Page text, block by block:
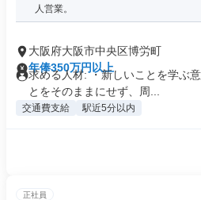
人営業。
大阪府大阪市中央区博労町
年俸350万円以上
求める人材: ・新しいことを学ぶ
とをそのままにせず、周...
交通費支給 駅近5分以内
正社員